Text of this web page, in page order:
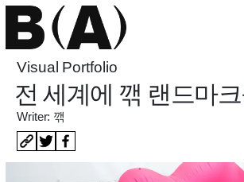
Visual Portfolio
전 세계에 깪 랜드마
Writer: 깪